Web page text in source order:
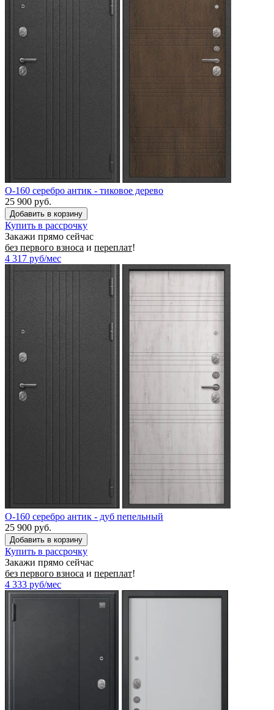
O-160 серебро антик - тиковое дерево
25 900 руб.
Купить в рассрочку
Закажи прямо сейчас
без первого взноса и переплат!
4 317 руб/мес
O-160 серебро антик - дуб пепельный
25 900 руб.
Купить в рассрочку
Закажи прямо сейчас
без первого взноса и переплат!
4 333 руб/мес